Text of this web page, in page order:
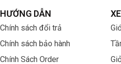
HƯỚNG DẪN
Chính sách đổi trả
Chính sách bảo hành
Chính Sách Order